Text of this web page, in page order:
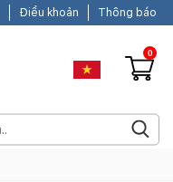
Điều khoản Thông báo
0